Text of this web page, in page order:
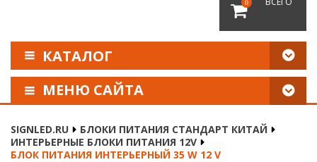
0
КАТАЛОГ
МЕНЮ САЙТА
ОПЛАТА И ДОСТАВКА
SIGNLED.RU
БЛОКИ ПИТАНИЯ СТАНДАРТ КИТАЙ
ИНТЕРЬЕРНЫЕ БЛОКИ ПИТАНИЯ 12V
БЛОК ПИТАНИЯ ИНТЕРЬЕРНЫЙ 35 W 12 V